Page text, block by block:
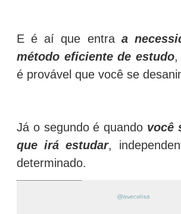
E é aí que entra a
método eficiente de estudo,
é provável que você se
Já o segundo é quando você
que irá estudar,
determinado.